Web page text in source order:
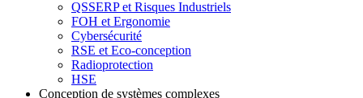
QSSERP et Risques Industriels
FOH et Ergonomie
Cybersécurité
RSE et Eco-conception
Radioprotection
HSE
Conception de systèmes complexes